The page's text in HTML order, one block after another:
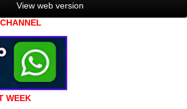
View web version
WEEK